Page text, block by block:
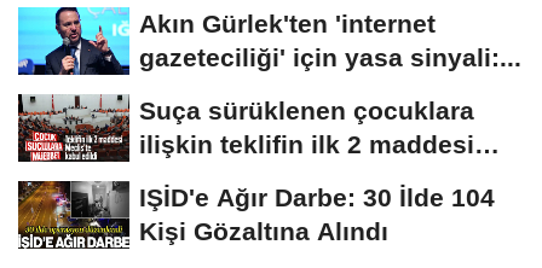
Akın Gürlek'ten 'internet
gazeteciliği' için yasa sinyali:...
Suça sürüklenen çocuklara
ilişkin teklifin ilk 2 maddesi
kabul edildi
IŞİD'e Ağır Darbe: 30 İlde 104
Kişi Gözaltına Alındı